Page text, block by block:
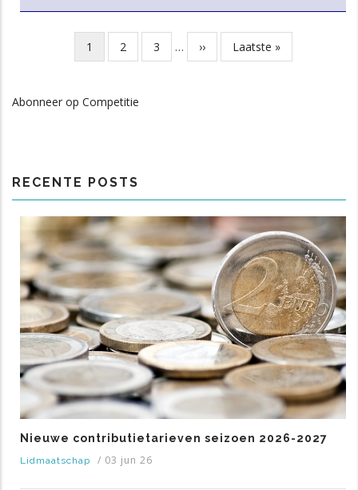
PaginatieHuidige
pagina
1 Pagina
2 Pagina
3 …
Volgende
pagina
››
Laatste
pagina
Laatste »
Abonneer op Competitie
RECENTE POSTS
Nieuwe contributietarieven seizoen 2026-2027
Lidmaatschap / 03 jun 26